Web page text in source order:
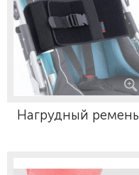
Нагрудный ремень